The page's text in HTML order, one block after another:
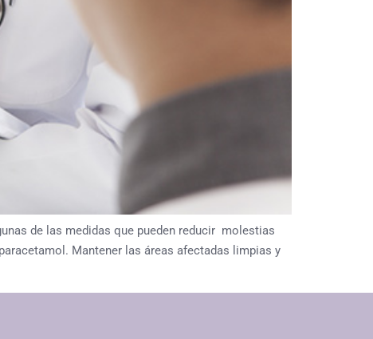
de las medidas que pueden reducir molestias
Mantener las áreas afectadas limpias y